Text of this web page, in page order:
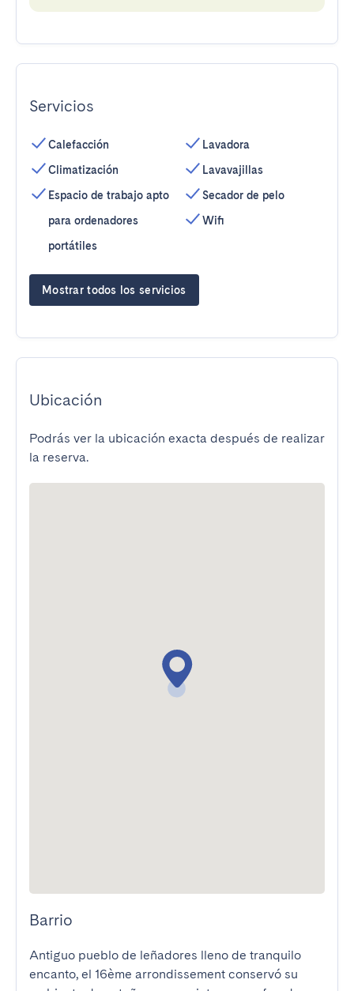
Servicios
Calefacción
Climatización
Espacio de trabajo apto
para ordenadores
portátiles
Lavadora
Lavavajillas
Secador de pelo
Wifi
Mostrar todos los servicios
Ubicación
Podrás ver la ubicación exacta después de realizar
la reserva.
Barrio
Antiguo pueblo de leñadores lleno de tranquilo
encanto, el 16ème arrondissement conservó su